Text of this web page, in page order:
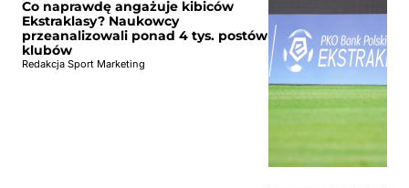
Co naprawdę angażuje kibiców
Ekstraklasy? Naukowcy
przeanalizowali ponad 4 tys. postów
klubów
Redakcja Sport Marketing